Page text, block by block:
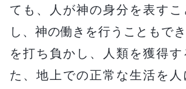
ても、人が神の身分を表す
し、神の働きを行うこともで
を打ち負かし、人類を獲得す
た、地上での正常な生活を